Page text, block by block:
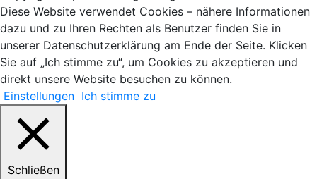
Diese Website verwendet Cookies – nähere Informationen
dazu und zu Ihren Rechten als Benutzer finden Sie in
unserer Datenschutzerklärung am Ende der Seite. Klicken
Sie auf „Ich stimme zu“, um Cookies zu akzeptieren und
direkt unsere Website besuchen zu können.
Einstellungen Ich stimme zu
Schließen